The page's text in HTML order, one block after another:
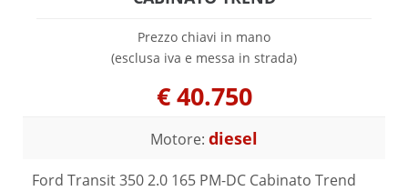
Prezzo chiavi in mano
(esclusa iva e messa in strada)
€40.750
Motore: diesel
Ford Transit 350 2.0 165 PM-DC Cabinato Trend